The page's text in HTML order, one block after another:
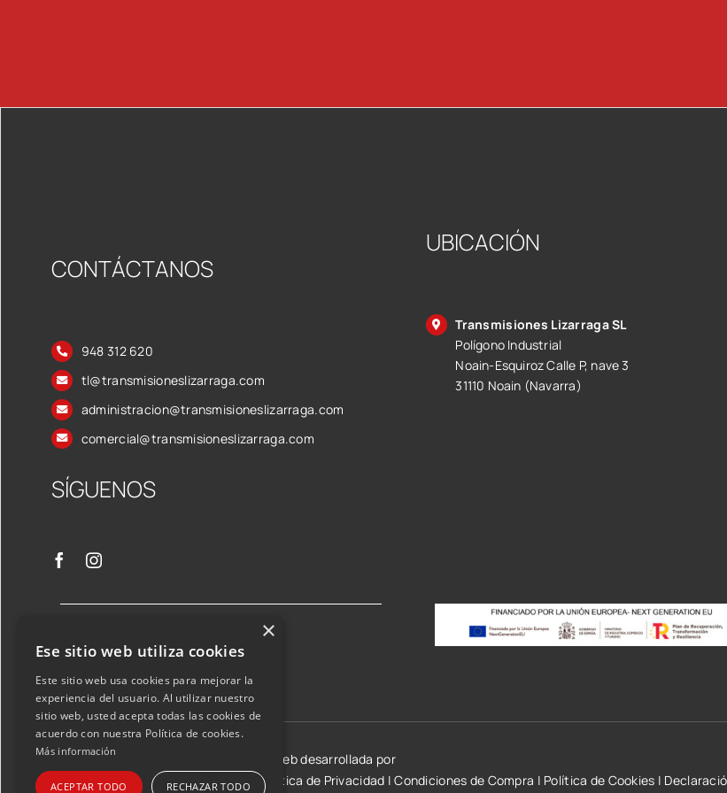
CONTÁCTANOS
948 312 620
tl@transmisioneslizarraga.com
administracion@transmisioneslizarraga.com
comercial@transmisioneslizarraga.com
SÍGUENOS
UBICACIÓN
Transmisiones Lizarraga SL
Polígono Industrial
Noain-Esquiroz Calle P, nave 3
31110 Noain (Navarra)
©2026 Transmisiones Lizarraga SL | Web desarrollada por
Aviso Legal y condiciones de uso |Política de Privacidad |Condiciones de Compra | Política de Cookies |
×
Ese sitio web utiliza cookies
Este sitio web usa cookies para mejorar la
experiencia del usuario. Al utilizar nuestro
sitio web, usted acepta todas las cookies de
acuerdo con nuestra Política de cookies.
Más información
ACEPTAR TODO RECHAZAR TODO